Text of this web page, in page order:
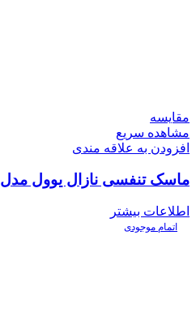
مقایسه
مشاهده سریع
افزودن به علاقه مندی
ماسک تنفسی نازال یوول مدل YN-02
اطلاعات بیشتر
اتمام موجودی